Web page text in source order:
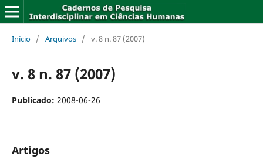
Início / Arquivos / v. 8 n. 87 (2007)
v. 8 n. 87 (2007)
Publicado: 2008-06-26
Artigos